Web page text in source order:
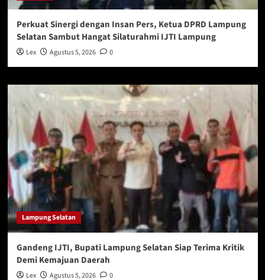
Perkuat Sinergi dengan Insan Pers, Ketua DPRD Lampung
Selatan Sambut Hangat Silaturahmi IJTI Lampung
Lex Agustus 5, 2026 0
Lampung Selatan
Gandeng IJTI, Bupati Lampung Selatan Siap Terima Kritik
Demi Kemajuan Daerah
Lex Agustus 5, 2026 0